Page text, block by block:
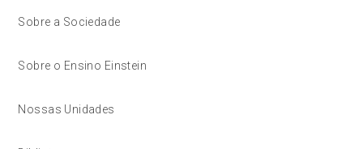
Sobre a Sociedade
Sobre o Ensino Einstein
Nossas Unidades